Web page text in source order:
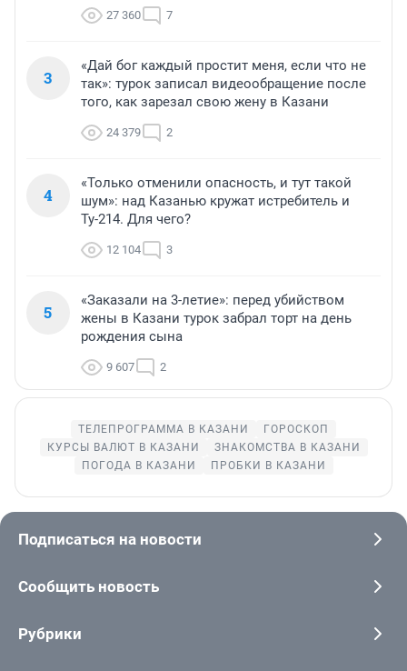
27 360 7
3
«Дай бог каждый простит меня, если что не
так»: турок записал видеообращение после
того, как зарезал свою жену в Казани
24 379 2
4
«Только отменили опасность, и тут такой
шум»: над Казанью кружат истребитель и
Ту-214. Для чего?
12 104 3
5
«Заказали на 3-летие»: перед убийством
жены в Казани турок забрал торт на день
рождения сына
9 607 2
ТЕЛЕПРОГРАММА В КАЗАНИ
ГОРОСКОП
КУРСЫ ВАЛЮТ В КАЗАНИ
ЗНАКОМСТВА В КАЗАНИ
ПОГОДА В КАЗАНИ
ПРОБКИ В КАЗАНИ
Подписаться на новости
Сообщить новость
Рубрики